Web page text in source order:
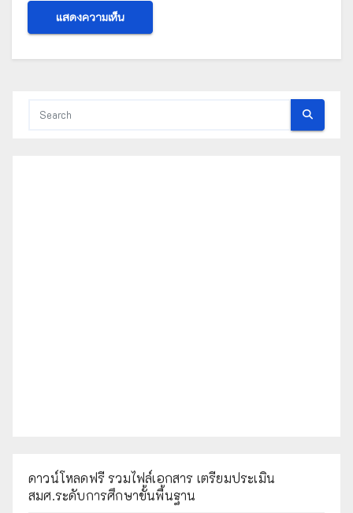
ดาวน์โหลดฟรี รวมไฟล์เอกสาร เตรียมประเมิน
สมศ.ระดับการศึกษาขั้นพื้นฐาน